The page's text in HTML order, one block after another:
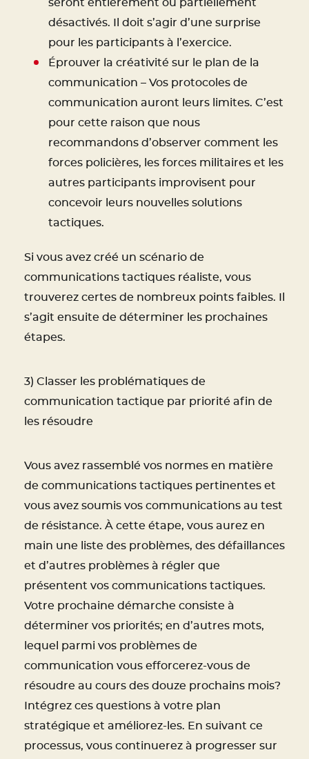
seront entièrement ou partiellement
désactivés. Il doit s’agir d’une surprise
pour les participants à l’exercice.
Éprouver la créativité sur le plan de la
communication – Vos protocoles de
communication auront leurs limites. C’est
pour cette raison que nous
recommandons d’observer comment les
forces policières, les forces militaires et les
autres participants improvisent pour
concevoir leurs nouvelles solutions
tactiques.
Si vous avez créé un scénario de
communications tactiques réaliste, vous
trouverez certes de nombreux points faibles. Il
s’agit ensuite de déterminer les prochaines
étapes.
3) Classer les problématiques de
communication tactique par priorité afin de
les résoudre
Vous avez rassemblé vos normes en matière
de communications tactiques pertinentes et
vous avez soumis vos communications au test
de résistance. À cette étape, vous aurez en
main une liste des problèmes, des défaillances
et d’autres problèmes à régler que
présentent vos communications tactiques.
Votre prochaine démarche consiste à
déterminer vos priorités; en d’autres mots,
lequel parmi vos problèmes de
communication vous efforcerez-vous de
résoudre au cours des douze prochains mois?
Intégrez ces questions à votre plan
stratégique et améliorez-les. En suivant ce
processus, vous continuerez à progresser sur